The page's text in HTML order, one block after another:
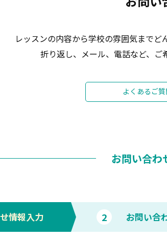
レッスンの内容から学校の雰囲気までど
折り返し、メール、電話など、ご
よくあるご
お問い合わ
情報入力 2 お問い合